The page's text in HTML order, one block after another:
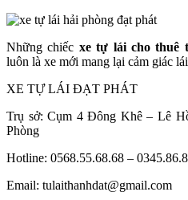
Những chiếc xe tự lái cho thuê
luôn là xe mới mang lại cảm giác
XE TỰ LÁI ĐẠT PHÁT
Trụ sở: Cụm 4 Đông Khê – Lê
Phòng
Hotline: 0568.55.68.68 –
Email: tulaithanhdat@gmail.com